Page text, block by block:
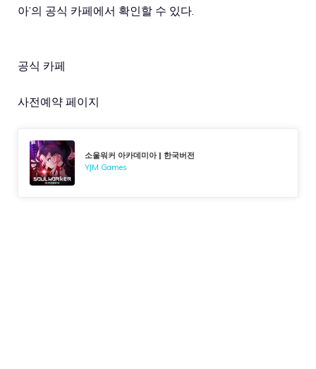
아’의 공식 카페에서 확인할 수 있다.
공식 카페
사전예약 페이지
소울워커 아카데미아 | 한국버전
YJM Games